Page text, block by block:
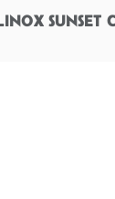
SUNSET